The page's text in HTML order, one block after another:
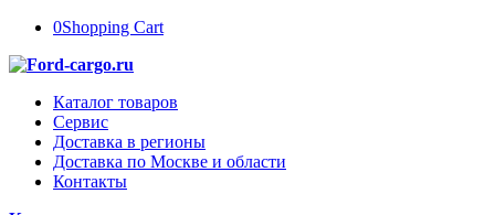
0Shopping Cart
Каталог товаров
Сервис
Доставка в регионы
Доставка по Москве и области
Контакты